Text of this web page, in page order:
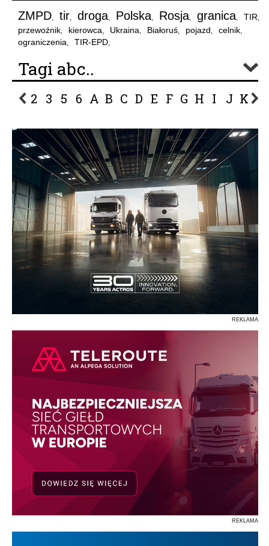
ZMPD, tir, droga, Polska, Rosja, granica, TIR,
przewoźnik, kierowca, Ukraina, Białoruś, pojazd, celnik,
ograniczenia, TIR-EPD,
Tagi abc..
2 3 5 6 A B C D E F G H I J K L
REKLAMA
REKLAMA